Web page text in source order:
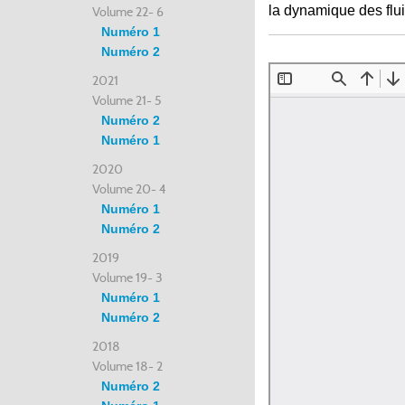
Volume 22- 6
Numéro 1
Numéro 2
2021
Volume 21- 5
Numéro 2
Numéro 1
2020
Volume 20- 4
Numéro 1
Numéro 2
2019
Volume 19- 3
Numéro 1
Numéro 2
2018
Volume 18- 2
Numéro 2
la dynamique des